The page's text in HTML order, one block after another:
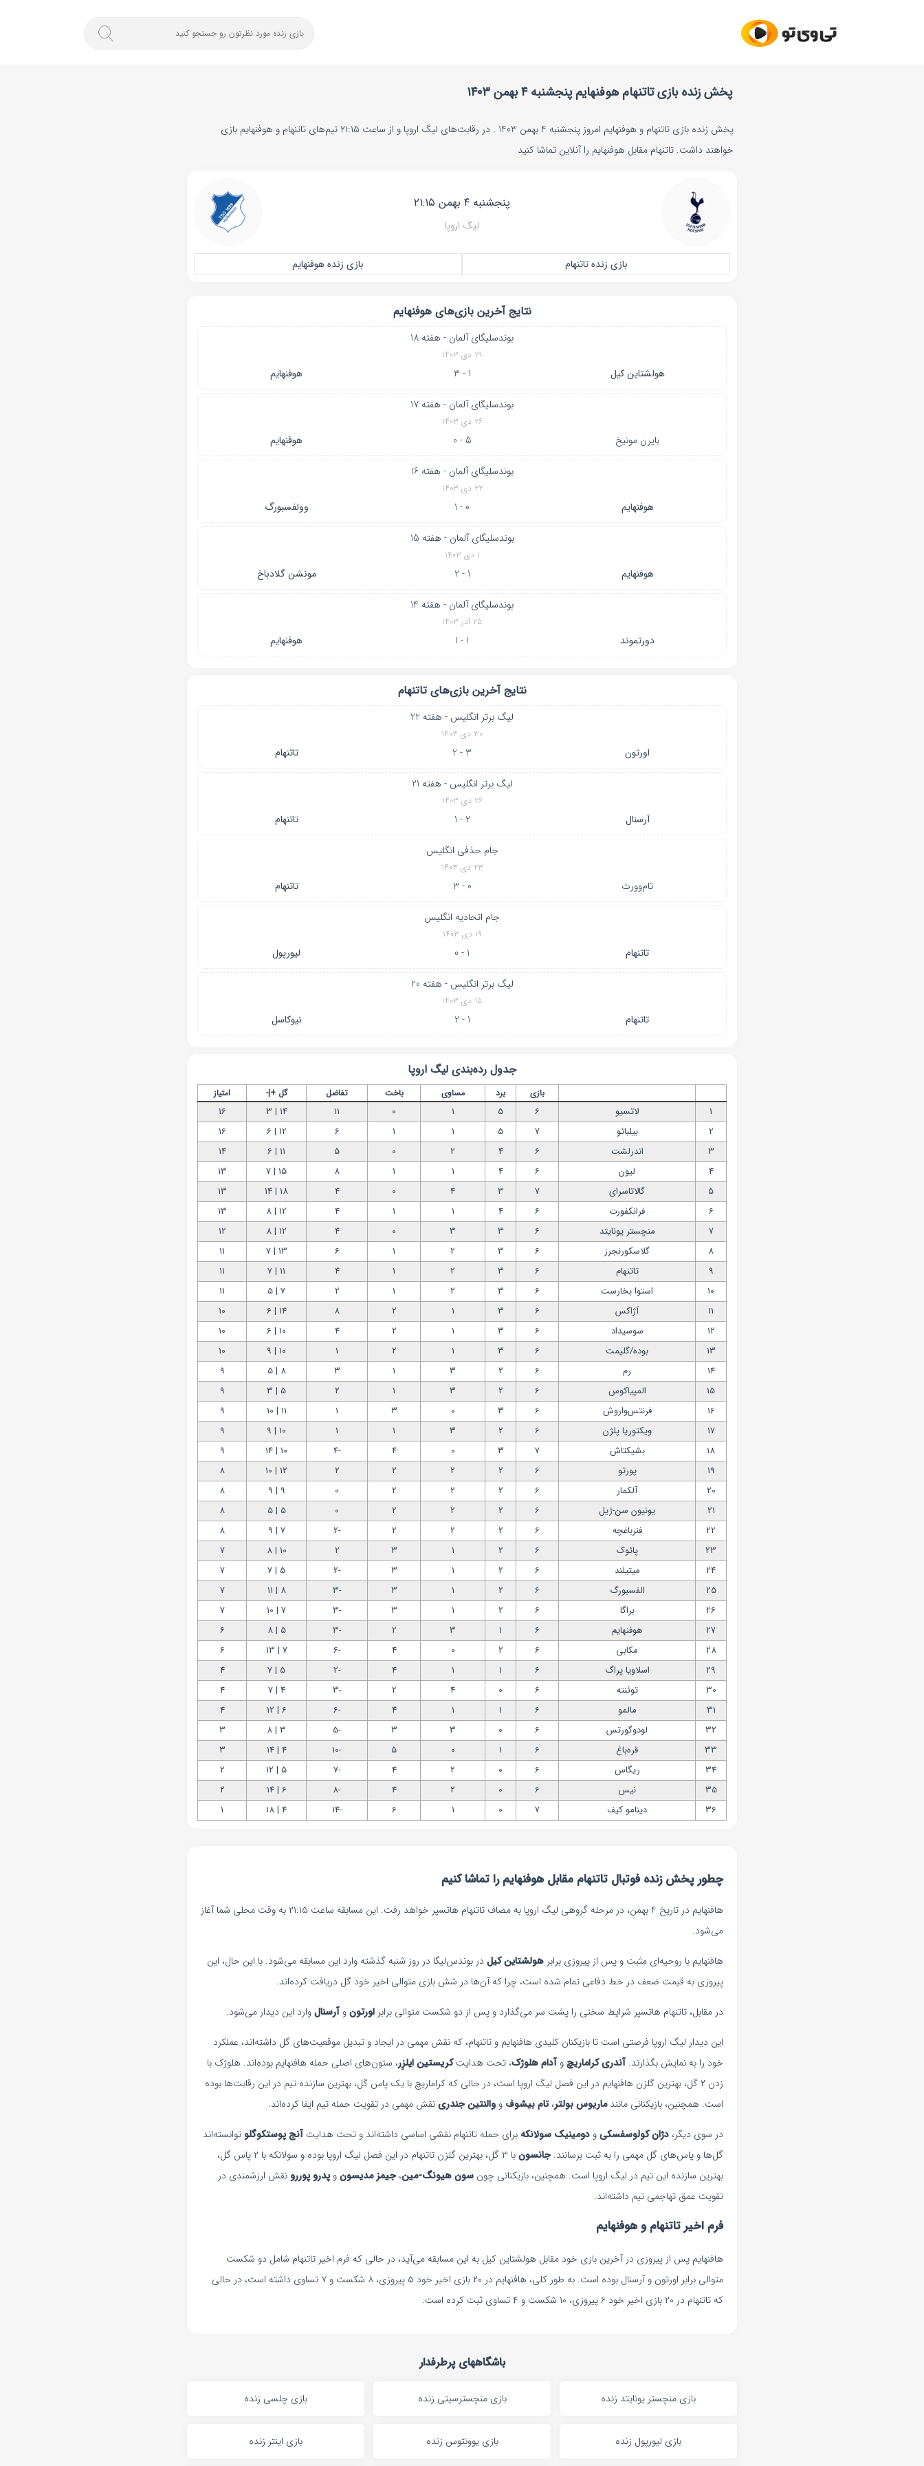
پخش زنده بازی تاتنهام هوفنهایم پنجشنبه ۴ بهمن ۱۴۰۳
پخش زنده بازی تاتنهام و هوفنهایم امروز پنجشنبه 4 بهمن 1403 . در رقابت‌های لیگ اروپا و از ساعت ۲۱:۱۵ تیم‌های تاتنهام و هوفنهایم بازی
خواهند داشت. تاتنهام مقابل هوفنهایم را آنلاین تماشا کنید
پنجشنبه ۴ بهمن ۲۱:۱۵
لیگ اروپا
بازی زنده تاتنهام بازی زنده هوفنهایم
نتایج آخرین بازی‌های هوفنهایم
بوندسلیگای آلمان - هفته 18
۲۹ دی ۱۴۰۳
هولشتاین کیل 1 - 3 هوفنهایم
بوندسلیگای آلمان - هفته 17
۲۶ دی ۱۴۰۳
بایرن‌ مونیخ 5 - 0 هوفنهایم
بوندسلیگای آلمان - هفته 16
۲۲ دی ۱۴۰۳
هوفنهایم 0 - 1 وولفسبورگ
بوندسلیگای آلمان - هفته 15
۱ دی ۱۴۰۳
هوفنهایم 1 - 2 مونشن گلادباخ
بوندسلیگای آلمان - هفته 14
۲۵ آذر ۱۴۰۳
دورتموند 1 - 1 هوفنهایم
نتایج آخرین بازی‌های تاتنهام
لیگ برتر انگلیس - هفته 22
۳۰ دی ۱۴۰۳
اورتون 3 - 2 تاتنهام
لیگ برتر انگلیس - هفته 21
۲۶ دی ۱۴۰۳
آرسنال 2 - 1 تاتنهام
جام حذفی انگلیس
۲۳ دی ۱۴۰۳
تام‌وورث 0 - 3 تاتنهام
جام اتحادیه انگلیس
۱۹ دی ۱۴۰۳
تاتنهام 1 - 0 لیورپول
لیگ برتر انگلیس - هفته 20
۱۵ دی ۱۴۰۳
تاتنهام 1 - 2 نیوکاسل
جدول رده‌بندی لیگ اروپا
بازی برد مساوی باخت تفاضل گل +|- امتیاز
1 لاتسیو 6
5
1
0
11
14 | 3
16
2
بیلبائو 7
5
1
1
6
12 | 6
16
3
اندرلشت 6
4
2
0
5
11 | 6
14
4
لیون 6
4
1
1
8
15 | 7
13
5
گالاتاسرای 7
3
4
0
4
18 | 14
13
6
فرانکفورت 6
4
1
1
4
12 | 8
13
7
منچستر یونایتد 6
3
3
0
4
12 | 8
12
8
گلاسکورنجرز 6
3
2
1
6
13 | 7
11
9
تاتنهام 6
3
2
1
4
11 | 7
11
10
استوا بخارست 6
3
2
1
2
7 | 5
11
11
آژاکس 6
3
1
2
8
14 | 6
10
12
سوسیداد 6
3
1
2
4
10 | 6
10
13
بوده/گلیمت 6
3
1
2
1
10 | 9
10
14
رم 6
2
3
1
3
8 | 5
9
15
المپیاکوس 6
2
3
1
2
5 | 3
9
16
فرنتس‌واروش 6
3
0
3
1
11 | 10
9
17
ویکتوریا پلژن 6
2
3
1
1
10 | 9
9
18
بشیکتاش 7
3
0
4
-4
10 | 14
9
19
پورتو 6
2
2
2
2
12 | 10
8
20
آلکمار 6
2
2
2
0
9 | 9
8
21
یونیون سن-ژیل 6
2
2
2
0
5 | 5
8
22
فنرباغچه 6
2
2
2
-2
7 | 9
8
23
پائوک 6
2
1
3
2
10 | 8
7
24
میتیلند 6
2
1
3
-2
5 | 7
7
25
الفسبورگ 6
2
1
3
-3
8 | 11
7
26
براگا 6
2
1
3
-3
7 | 10
7
27
هوفنهایم 6
1
3
2
-3
5 | 8
6
28
مکابی 6
2
0
4
-6
7 | 13
6
29
اسلاویا پراگ 6
1
1
4
-2
5 | 7
4
30
توئنته 6
0
4
2
-3
4 | 7
4
31
مالمو 6
1
1
4
-6
6 | 12
4
32
لودوگورتس 6
0
3
3
-5
3 | 8
3
33
قره‌باغ 6
1
0
5
-10
4 | 14
3
34
ریگاس 6
0
2
4
-7
5 | 12
2
35
نیس 6
0
2
4
-8
6 | 14
2
36
دینامو کیف 7
0
1
6
-14
4 | 18
1
چطور پخش زنده فوتبال تاتنهام مقابل هوفنهایم را تماشا کنیم
هافنهایم در تاریخ 4 بهمن، در مرحله گروهی لیگ اروپا به مصاف تاتنهام هاتسپر خواهد رفت. این مسابقه ساعت ۲۱:۱۵ به وقت محلی شما آغاز
می‌شود.
هافنهایم با روحیه‌ای مثبت و پس از پیروزی برابر هولشتاین کیل در بوندس‌لیگا در روز شنبه گذشته وارد این مسابقه می‌شود. با این حال، این
پیروزی به قیمت ضعف در خط دفاعی تمام شده است، چرا که آن‌ها در شش بازی متوالی اخیر خود گل دریافت کرده‌اند.
در مقابل، تاتنهام هاتسپر شرایط سختی را پشت سر می‌گذارد و پس از دو شکست متوالی برابر اورتونو آرسنالوارد این دیدار می‌شود.
این دیدار لیگ اروپا فرصتی است تا بازیکنان کلیدی هافنهایم و تاتنهام، که نقش مهمی در ایجاد و تبدیل موقعیت‌های گل داشته‌اند، عملکرد
خود را به نمایش بگذارند. آندری کراماریچو آدام هلوژک، تحت هدایتکریستین ایلزِر، ستون‌های اصلی حمله هافنهایم بوده‌اند. هلوژک با
زدن ۲ گل، بهترین گلزن هافنهایم در این فصل لیگ اروپا است، در حالی که کراماریچ با یک پاس گل، بهترین سازنده تیم در این رقابت‌ها بوده
است. همچنین، بازیکنانی مانندماریوس بولتر،تام بیشوف و والنتین جندرینقش مهمی در تقویت حمله تیم ایفا کرده‌اند.
در سوی دیگر، دژان کولوسفسکیو دومینیک سولانکه برای حمله تاتنهام نقشی اساسی داشته‌اند و تحت هدایت آنج پوستکوگلو توانسته‌اند
گل‌ها و پاس‌های گل مهمی را به ثبت برسانند. جانسون
با ۳ گل، بهترین گلزن تاتنهام در این فصل لیگ اروپا بوده و سولانکه با ۲ پاس گل،
بهترین سازنده این تیم در لیگ اروپا است. همچنین، بازیکنانی چون سون هیونگ-مین، جیمز مدیسونو پدرو پوررو نقش ارزشمندی در
تقویت عمق تهاجمی تیم داشته‌اند.
فرم اخیر تاتنهام و هوفنهایم
هافنهایم پس از پیروزی در آخرین بازی خود مقابل هولشتاین کیل به این مسابقه می‌آید، در حالی که فرم اخیر تاتنهام شامل دو شکست
متوالی برابر اورتون و آرسنال بوده است. به طور کلی، هافنهایم در ۲۰ بازی اخیر خود ۵ پیروزی، ۸ شکست و ۷ تساوی داشته است، در حالی
که تاتنهام در ۲۰ بازی اخیر خود ۶ پیروزی، ۱۰ شکست و ۴ تساوی ثبت کرده است.
باشگاههای پرطرفدار
بازی منچستر یونایتد زنده بازی منچسترسیتی زنده بازی چلسی زنده
بازی لیورپول زنده بازی یوونتوس زنده بازی اینتر زنده